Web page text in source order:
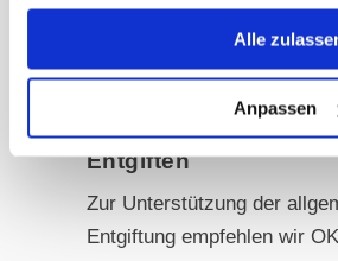
Alle
Anpassen
langsam innerhalb von 4
durchgeführt werden.
vorab eine Darmsanierung
Entgiften
Zur Unterstützung der
Entgiftung empfehlen wir